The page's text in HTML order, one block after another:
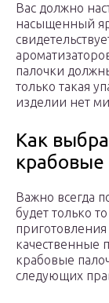
Вас должно
насыщенный
палочки
только такая
изделии нет
Как
крабовые
Важно всегда
будет только
качественные
крабовые
следующих